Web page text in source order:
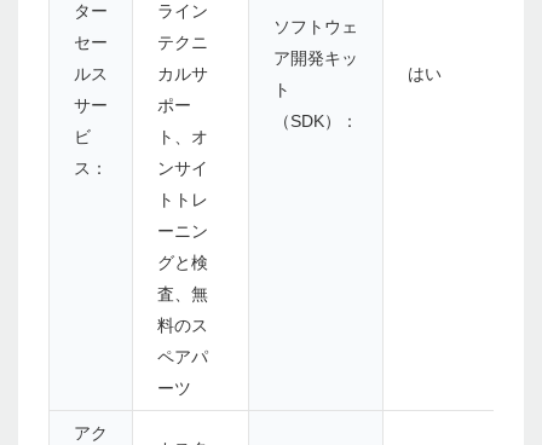
ター
セー
ルス
サー
ビ
ス：
ライン
テクニ
カルサ
ポー
ト、オ
ンサイ
トトレ
ーニン
グと検
査、無
料のス
ペアパ
ーツ
ソフトウェ
ア開発キッ
ト
（SDK）：
はい
アク